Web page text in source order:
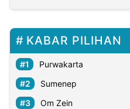
KABAR PILIHAN
Purwakarta
Sumenep
Om Zein